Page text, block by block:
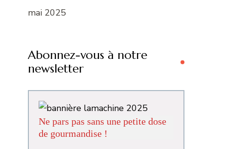
mai 2025
Abonnez-vous à notre
newsletter
Ne pars pas sans une petite dose
de gourmandise !